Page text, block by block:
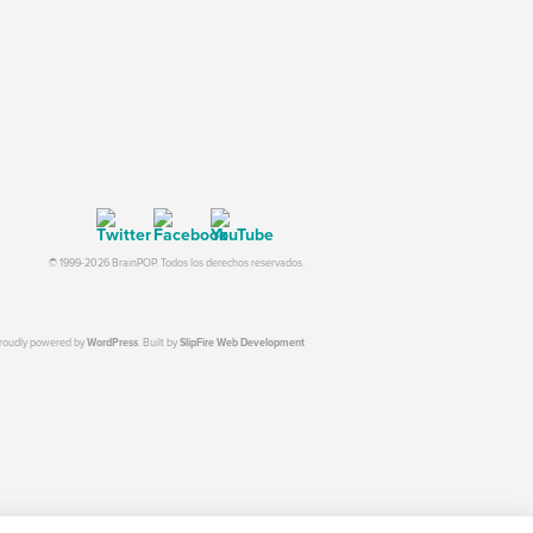
© 1999-2026 BrainPOP. Todos los derechos reservados.
powered byWordPress. Built bySlipFire Web Development